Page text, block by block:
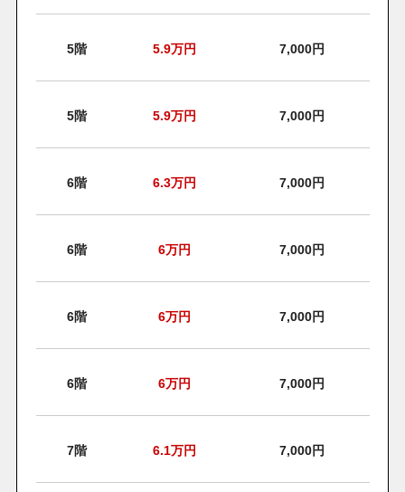
5階 5.9万円 7,000円
5階 5.9万円 7,000円
6階 6.3万円 7,000円
6階 6万円 7,000円
6階 6万円 7,000円
6階 6万円 7,000円
7階 6.1万円 7,000円